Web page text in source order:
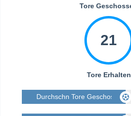
Tore
21
Tore Erhalten
Durchschn Tore Geschossen